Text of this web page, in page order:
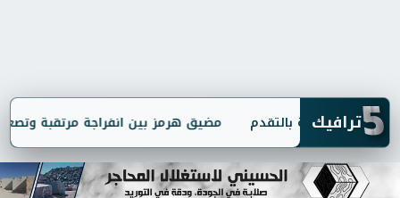
5ترافيك مضيق هرمز بين انفراجة مرتقبة وتصعيد مرهونة بالتقدم